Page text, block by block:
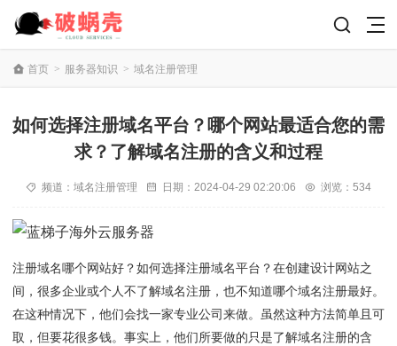
首页 > 服务器知识 > 域名注册管理
如何选择注册域名平台？哪个网站最适合您的需
求？了解域名注册的含义和过程
频道： 域名注册管理 日期： 2024-04-29 02:20:06 浏览：534
注册域名哪个网站好？如何选择注册域名平台？在创建设计网站之
间，很多企业或个人不了解域名注册，也不知道哪个域名注册最好。
在这种情况下，他们会找一家专业公司来做。虽然这种方法简单且可
取，但要花很多钱。事实上，他们所要做的只是了解域名注册的含